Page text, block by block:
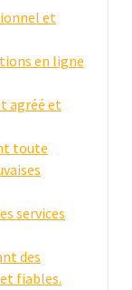
et
en ligne
agréé et
toute
services
des
fiables.